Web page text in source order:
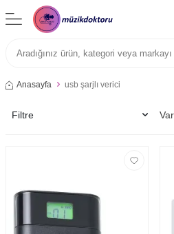
Anasayfa usb şarjlı verici
Filtre